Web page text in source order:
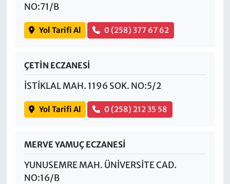
NO:71/B
Yol Tarifi Al 0 (258) 377 67 62
ÇETİN ECZANESİ
İSTİKLAL MAH. 1196 SOK. NO:5/2
Yol Tarifi Al 0 (258) 212 35 58
MERVE YAMUÇ ECZANESİ
YUNUSEMRE MAH. ÜNİVERSİTE CAD.
NO:16/B